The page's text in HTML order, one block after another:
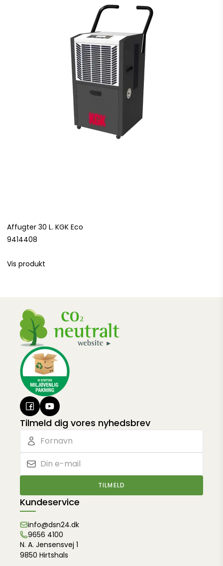
Affugter 30 L. KGK Eco
9414408
Vis produkt
Tilmeld dig vores nyhedsbrev
TILMELD
Kundeservice
info@dsn24.dk
9656 4100
N. A. Jensensvej 1
9850 Hirtshals